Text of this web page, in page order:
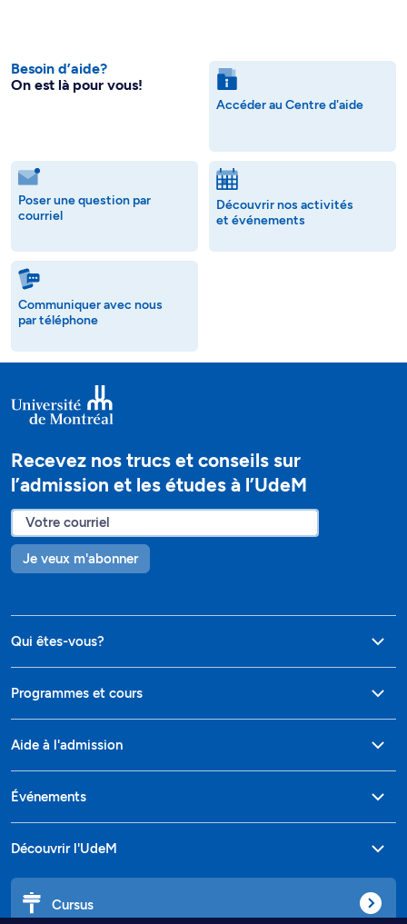
Besoin d’aide?
On est là pour vous!
Accéder au Centre d'aide
Poser une question par
courriel
Découvrir nos activités
et événements
Communiquer avec nous
par téléphone
Recevez nos trucs et conseils sur
l’admission et les études à l’UdeM
Je veux m'abonner
Qui êtes-vous?
Programmes et cours
Aide à l'admission
Événements
Découvrir l'UdeM
Cursus